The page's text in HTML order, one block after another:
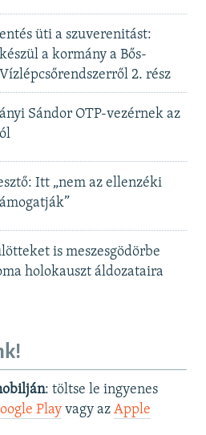
üti a szuverenitást:
a kormány a Bős-
2. rész
Sándor OTP-vezérnek az
Itt „nem az ellenzéki
is meszesgödörbe
holokauszt áldozataira
: töltse le ingyenes
Playvagy az Apple